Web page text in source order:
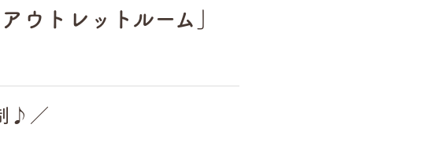
ウトレットルーム」
♪／